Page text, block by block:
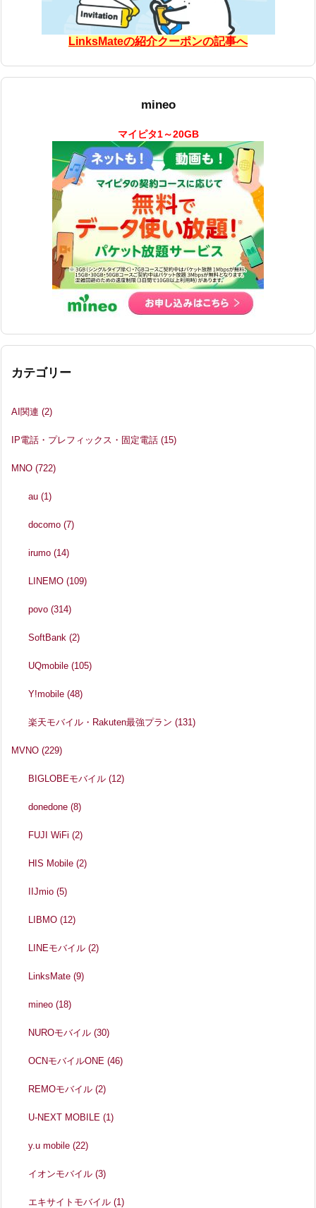
LinksMateの紹介クーポンの記事へ
mineo
マイピタ1～20GB
カテゴリー
AI関連 (2)
IP電話・プレフィックス・固定電話 (15)
MNO (722)
au(1)
docomo(7)
irumo(14)
LINEMO(109)
povo(314)
SoftBank(2)
UQmobile(105)
Y!mobile(48)
楽天モバイル・Rakuten最強プラン(131)
MVNO (229)
BIGLOBEモバイル(12)
donedone(8)
FUJI WiFi(2)
HIS Mobile(2)
IIJmio(5)
LIBMO(12)
LINEモバイル(2)
LinksMate(9)
mineo(18)
NUROモバイル(30)
OCNモバイルONE(46)
REMOモバイル(2)
U-NEXT MOBILE(1)
y.u mobile(22)
イオンモバイル(3)
エキサイトモバイル(1)